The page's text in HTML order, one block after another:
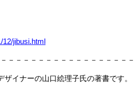
12/jibusi.html
－－－－－－－－－－－－－－－－－
イナーの山口絵理子氏の著書です。